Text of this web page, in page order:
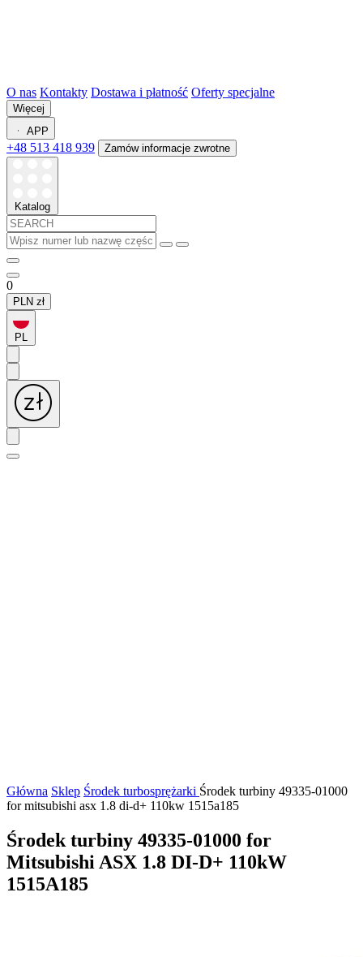
O nas Kontakty Dostawa i płatność Oferty specjalne
Więcej
APP
+48 513 418 939 Zamów informacje zwrotne
Katalog
0
PLN zł
PL
Główna Sklep Środek turbosprężarki Środek turbiny 49335-01000
for mitsubishi asx 1.8 di-d+ 110kw 1515a185
Środek turbiny 49335-01000 for
Mitsubishi ASX 1.8 DI-D+ 110kW
1515A185